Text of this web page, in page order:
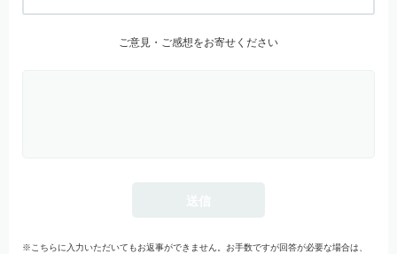
ご意見・ご感想をお寄せください
※こちらに入力いただいてもお返事ができません。お手数ですが回答が必要な場合は、